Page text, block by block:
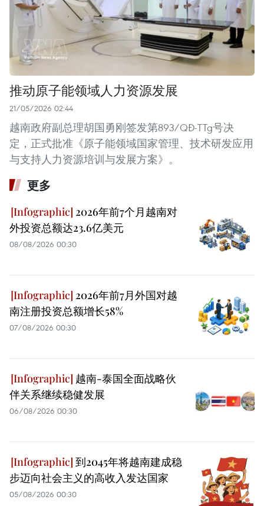
推动原子能领域人力资源发展
21/05/2026 02:44
越南政府副总理胡国勇刚签发第893/QĐ-TTg号决
定，正式批准《原子能领域国家管理、技术研发应用
与支持人力资源培训与发展方案》。
更多
2026年前7个月越南对
外投资总额达23.6亿美元
08/08/2026 00:30
2026年前7月外国对越
南注册投资总额增长58%
07/08/2026 00:30
越南-泰国全面战略伙
伴关系继续稳健发展
06/08/2026 00:30
到2045年将越南建成稳
步迈向社会主义的高收入发达国家
05/08/2026 00:30